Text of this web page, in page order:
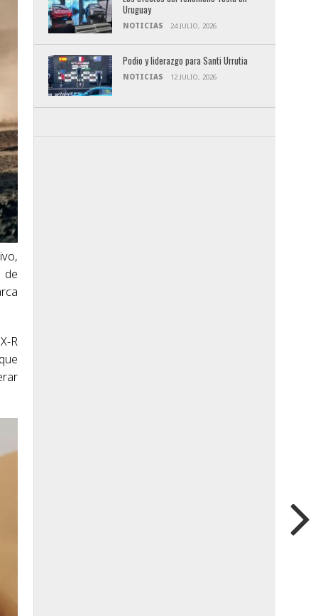
R
Uruguay
NOTICIAS 24 JULIO, 2026
Podio y liderazgo para Santi Urrutia
NOTICIAS 12 JULIO, 2026